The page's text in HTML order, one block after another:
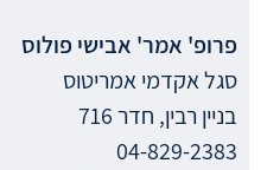
פרופ' אמר' אבישי פולוס
סגל אקדמי אמריטוס
בניין רבין, חדר 716
04-829-2383